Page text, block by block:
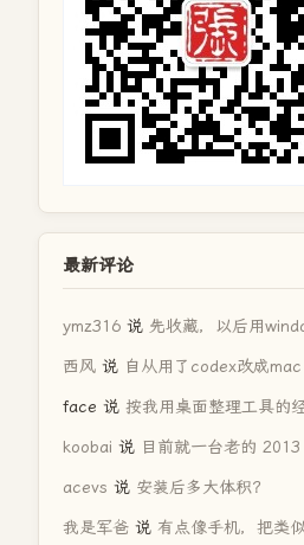
最新评论
ymz316 说 先收藏，以后用
西风 说 自从用了codex改成
face 说 按我用桌面整理工具的
koobai 说 目前就一台老的
acevs 说 安装后多大体积？
我是军爸 说 有点像手机，把类